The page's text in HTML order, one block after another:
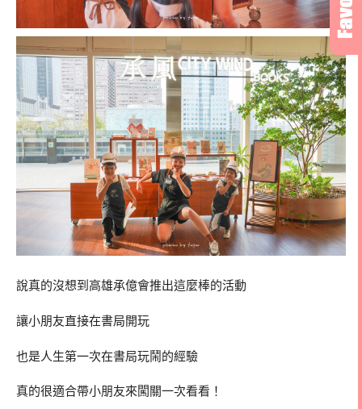
說真的沒想到高雄承億會推出這麼棒的活動
讓小朋友直接在書局開玩
也是人生第一次在書局玩鬧的經驗
真的很適合帶小朋友來闖關一次看看！